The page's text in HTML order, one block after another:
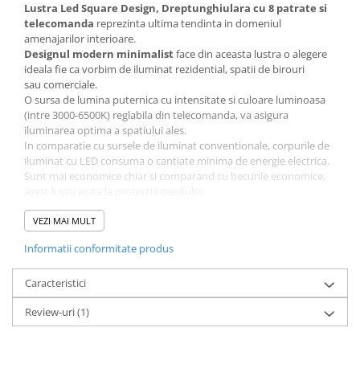
Lustra Led Square Design, Dreptunghiulara cu 8 patrate si
telecomanda reprezinta ultima tendinta in domeniul
amenajarilor interioare.
Designul modern minimalistface din aceasta lustra o alegere
ideala fie ca vorbim de iluminat rezidential, spatii de birouri
sau comerciale.
O sursa de lumina puternica cu intensitate si culoare luminoasa
(intre 3000-6500K) reglabila din telecomanda, va asigura
iluminarea optima a spatiului ales.
In comparatie cu sursele de iluminat conventionale, corpurile de
iluminat cu LED consuma o cantiate minima de energie electrica.
Sunt mai economice chiar si comparand cu becurile economice,
ATENTIE! Pentru o informare corecta, va rugam sa cititi toate
Fotografiile prezentate sunt cu titlu informativ.
NOTA: Informatiile prezentate in aceasta pagina - fotografiile,
specificatiile tehnice, statusul stocului si pretul produsului "Lustra
LED Square Design, SLC, Patrata 50 cu Telecomanda" - au caracter
informativ si pot fi modificate fara o anuntare prealabila. Aceste
informatii sunt in conformitate cu datele transmise de catre
VEZI MAI MULT
Informatii conformitate produs
Caracteristici
Review-uri(1)